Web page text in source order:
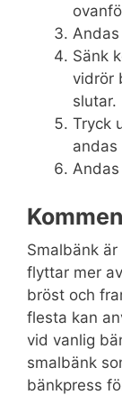
Sänk
vidrör
slutar.
Tryck
andas
Smalbänk
flyttar mer
bröst och
flesta kan
vid vanlig
smalbänk
bänkpress